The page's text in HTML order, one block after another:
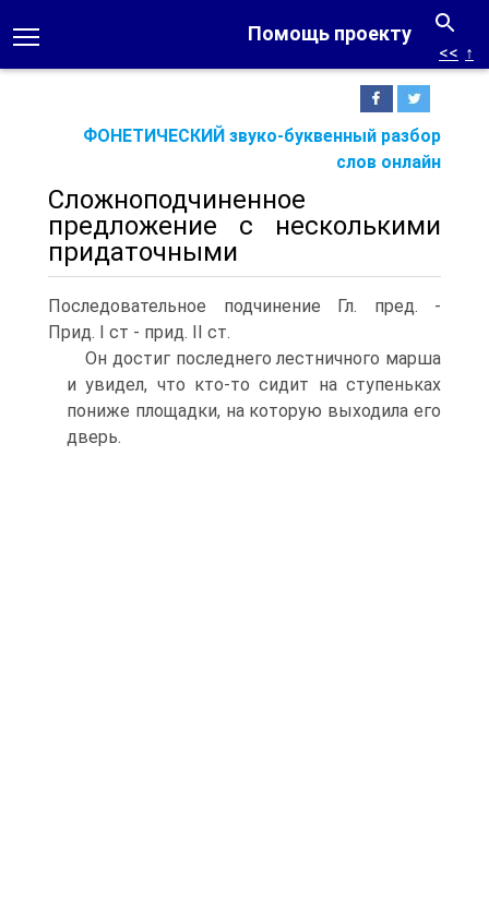
Помощь проекту
ФОНЕТИЧЕСКИЙ звуко-буквенный разбор
слов онлайн
<< ↑
Сложноподчиненное
предложение с несколькими
придаточными
Последовательное подчинение Гл. пред. -
Прид. I ст - прид. II ст.
Он достиг последнего лестничного марша
и увидел, что кто-то сидит на ступеньках
пониже площадки, на которую выходила его
дверь.